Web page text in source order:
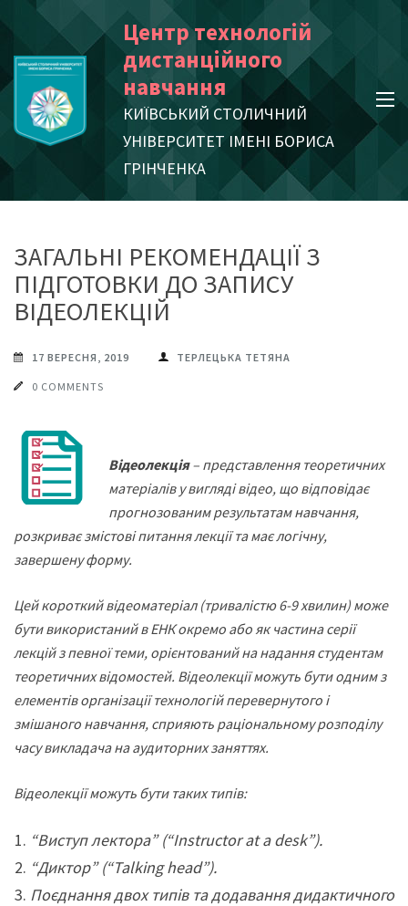
content
(Press
Центр технологій
дистанційного
навчання
КИЇВСЬКИЙ СТОЛИЧНИЙ
УНІВЕРСИТЕТ ІМЕНІ БОРИСА
ГРІНЧЕНКА
ЗАГАЛЬНІ РЕКОМЕНДАЦІЇ З
ПІДГОТОВКИ ДО ЗАПИСУ
ВІДЕОЛЕКЦІЙ
17 ВЕРЕСНЯ, 2019 ТЕРЛЕЦЬКА ТЕТЯНА
0 COMMENTS
Відеолекція– представлення теоретичних
матеріалів у вигляді відео, що відповідає
прогнозованим результатам навчання,
розкриває змістові питання лекції та має логічну,
завершену форму.
Цей короткий відеоматеріал (тривалістю 6-9 хвилин) може
бути використаний в ЕНК окремо або як частина серії
лекцій з певної теми, орієнтований на надання студентам
теоретичних відомостей. Відеолекції можуть бути одним з
елементів організації технологій перевернутого і
змішаного навчання, сприяють раціональному розподілу
часу викладача на аудиторних заняттях.
Відеолекції можуть бути таких типів:
“Виступ лектора” (“Instructor at a desk”).
“Диктор” (“Talking head”).
Поєднання двох типів та додавання дидактичного